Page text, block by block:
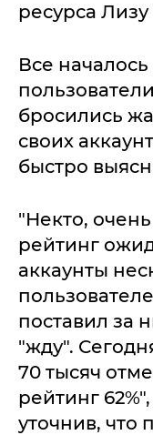
ресурса Лизу
Все началось
бросились
своих
быстро
"Некто,
рейтинг
аккаунты
поставил за
"жду".
70 тысяч
рейтинг
уточнив, что